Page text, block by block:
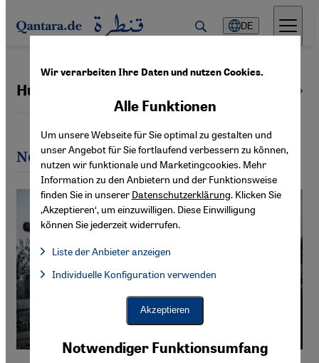
Direkt zum Inhalt springen
DE
Huda Zein
Neueste Artikel von Huda Zein
Wir verarbeiten Ihre Daten und nutzen Cookies.
Notwendiger Funktionsumfang
Alle Funktionen
Um unsere Webseite für Sie optimal zu gestalten und
unser Angebot für Sie fortlaufend verbessern zu können,
nutzen wir funktionale und Marketingcookies. Mehr
Information zu den Anbietern und der Funktionsweise
finden Sie in unserer Datenschutzerklärung. Klicken Sie
‚Akzeptieren‘, um einzuwilligen. Diese Einwilligung
können Sie jederzeit widerrufen.
Liste der Anbieter anzeigen
Facebook Embed / Facebook Connect, Google Maps Embed,
Facebook Embed / Facebook Connect
Google Maps Embed
Individuelle Konfiguration verwenden
Akzeptieren